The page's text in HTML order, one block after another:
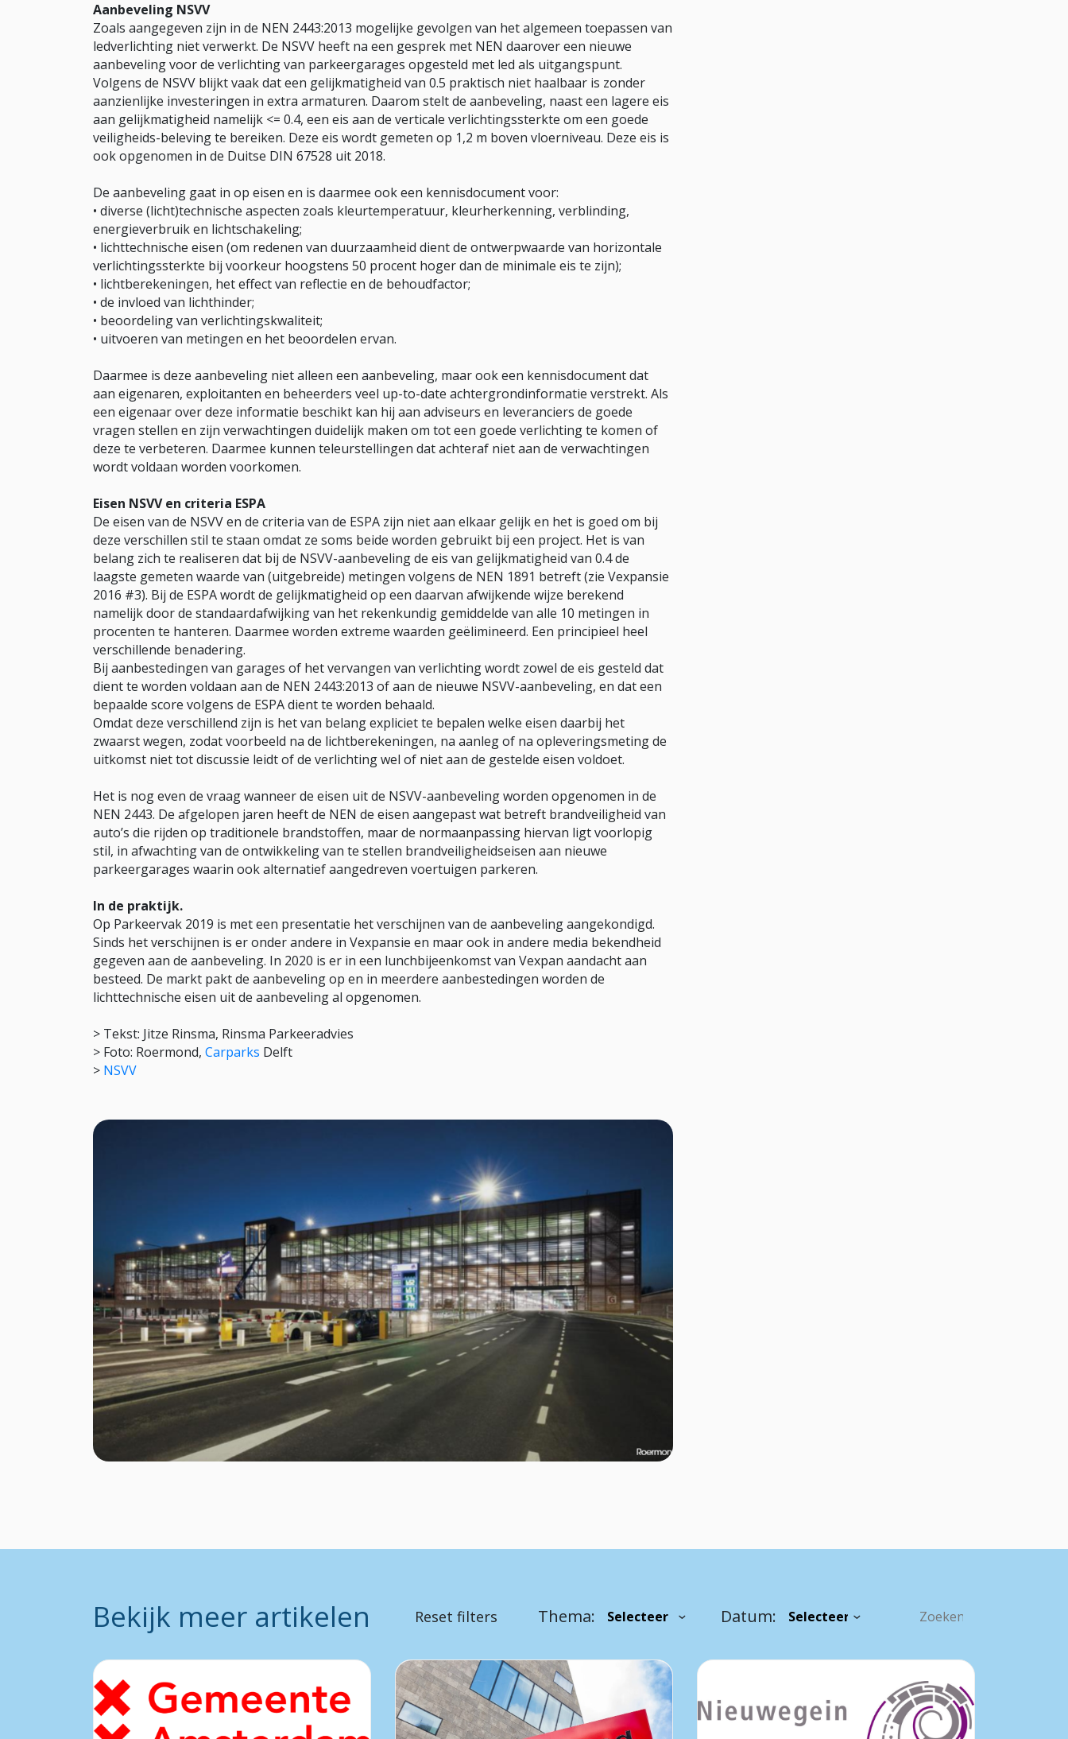
Aanbeveling NSVV
Zoals aangegeven zijn in de NEN 2443:2013 mogelijke gevolgen van het algemeen toepassen van
ledverlichting niet verwerkt. De NSVV heeft na een gesprek met NEN daarover een nieuwe
aanbeveling voor de verlichting van parkeergarages opgesteld met led als uitgangspunt.
Volgens de NSVV blijkt vaak dat een gelijkmatigheid van 0.5 praktisch niet haalbaar is zonder
aanzienlijke investeringen in extra armaturen. Daarom stelt de aanbeveling, naast een lagere eis
aan gelijkmatigheid namelijk <= 0.4, een eis aan de verticale verlichtingssterkte om een goede
veiligheids-beleving te bereiken. Deze eis wordt gemeten op 1,2 m boven vloerniveau. Deze eis is
ook opgenomen in de Duitse DIN 67528 uit 2018.
De aanbeveling gaat in op eisen en is daarmee ook een kennisdocument voor:
• diverse (licht)technische aspecten zoals kleurtemperatuur, kleurherkenning, verblinding,
energieverbruik en lichtschakeling;
• lichttechnische eisen (om redenen van duurzaamheid dient de ontwerpwaarde van horizontale
verlichtingssterkte bij voorkeur hoogstens 50 procent hoger dan de minimale eis te zijn);
• lichtberekeningen, het effect van reflectie en de behoudfactor;
• de invloed van lichthinder;
• beoordeling van verlichtingskwaliteit;
• uitvoeren van metingen en het beoordelen ervan.
Daarmee is deze aanbeveling niet alleen een aanbeveling, maar ook een kennisdocument dat
aan eigenaren, exploitanten en beheerders veel up-to-date achtergrondinformatie verstrekt. Als
een eigenaar over deze informatie beschikt kan hij aan adviseurs en leveranciers de goede
vragen stellen en zijn verwachtingen duidelijk maken om tot een goede verlichting te komen of
deze te verbeteren. Daarmee kunnen teleurstellingen dat achteraf niet aan de verwachtingen
wordt voldaan worden voorkomen.
Eisen NSVV en criteria ESPA
De eisen van de NSVV en de criteria van de ESPA zijn niet aan elkaar gelijk en het is goed om bij
deze verschillen stil te staan omdat ze soms beide worden gebruikt bij een project. Het is van
belang zich te realiseren dat bij de NSVV-aanbeveling de eis van gelijkmatigheid van 0.4 de
laagste gemeten waarde van (uitgebreide) metingen volgens de NEN 1891 betreft (zie Vexpansie
2016 #3). Bij de ESPA wordt de gelijkmatigheid op een daarvan afwijkende wijze berekend
namelijk door de standaardafwijking van het rekenkundig gemiddelde van alle 10 metingen in
procenten te hanteren. Daarmee worden extreme waarden geëlimineerd. Een principieel heel
verschillende benadering.
Bij aanbestedingen van garages of het vervangen van verlichting wordt zowel de eis gesteld dat
dient te worden voldaan aan de NEN 2443:2013 of aan de nieuwe NSVV-aanbeveling, en dat een
bepaalde score volgens de ESPA dient te worden behaald.
Omdat deze verschillend zijn is het van belang expliciet te bepalen welke eisen daarbij het
zwaarst wegen, zodat voorbeeld na de lichtberekeningen, na aanleg of na opleveringsmeting de
uitkomst niet tot discussie leidt of de verlichting wel of niet aan de gestelde eisen voldoet.
Het is nog even de vraag wanneer de eisen uit de NSVV-aanbeveling worden opgenomen in de
NEN 2443. De afgelopen jaren heeft de NEN de eisen aangepast wat betreft brandveiligheid van
auto’s die rijden op traditionele brandstoffen, maar de normaanpassing hiervan ligt voorlopig
stil, in afwachting van de ontwikkeling van te stellen brandveiligheidseisen aan nieuwe
parkeergarages waarin ook alternatief aangedreven voertuigen parkeren.
In de praktijk.
Op Parkeervak 2019 is met een presentatie het verschijnen van de aanbeveling aangekondigd.
Sinds het verschijnen is er onder andere in Vexpansie en maar ook in andere media bekendheid
gegeven aan de aanbeveling. In 2020 is er in een lunchbijeenkomst van Vexpan aandacht aan
besteed. De markt pakt de aanbeveling op en in meerdere aanbestedingen worden de
lichttechnische eisen uit de aanbeveling al opgenomen.
> Tekst: Jitze Rinsma, Rinsma Parkeeradvies
> Foto: Roermond, Carparks Delft
> NSVV
Bekijk meer artikelen Reset filters Thema: Datum: